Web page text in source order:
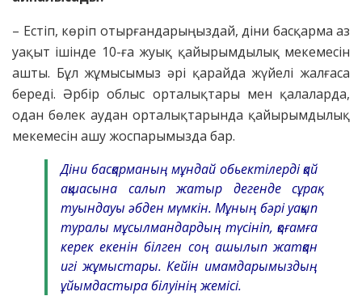
– Естіп, көріп отырғандарыңыздай, діни басқарма аз
уақыт ішінде 10-ға жуық қайырымдылық мекемесін
ашты. Бұл жұмысымыз әрі қарайда жүйелі жалғаса
береді. Әрбір облыс орталықтары мен қалаларда,
одан бөлек аудан орталықтарында қайырымдылық
мекемесін ашу жоспарымызда бар.
Діни басқарманың мұндай обьектілерді қай
ақшасына салып жатыр дегенде сұрақ
туындауы әбден мүмкін. Мұның бәрі уақып
туралы мұсылмандардың түсініп, қоғамға
керек екенін білген соң ашылып жатқан
игі жұмыстары. Кейін имамдарымыздың
ұйымдастыра білуінің жемісі.